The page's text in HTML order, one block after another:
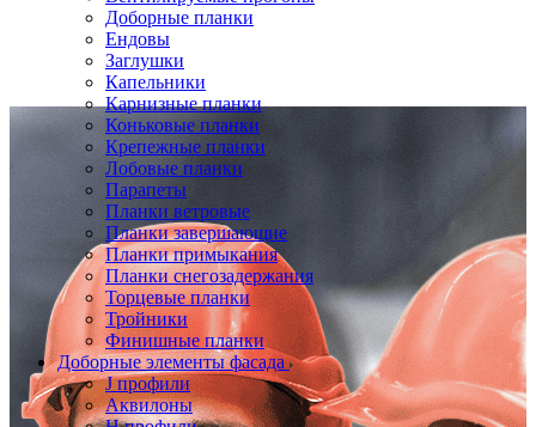
Доборные планки
Ендовы
Заглушки
Капельники
Карнизные планки
Коньковые планки
Крепежные планки
Лобовые планки
Парапеты
Планки ветровые
Планки завершающие
Планки примыкания
Планки снегозадержания
Торцевые планки
Тройники
Финишные планки
Доборные элементы фасада
J профили
Аквилоны